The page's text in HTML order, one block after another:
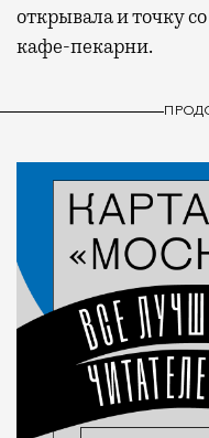
открывала и точку
кафе-пекарни.